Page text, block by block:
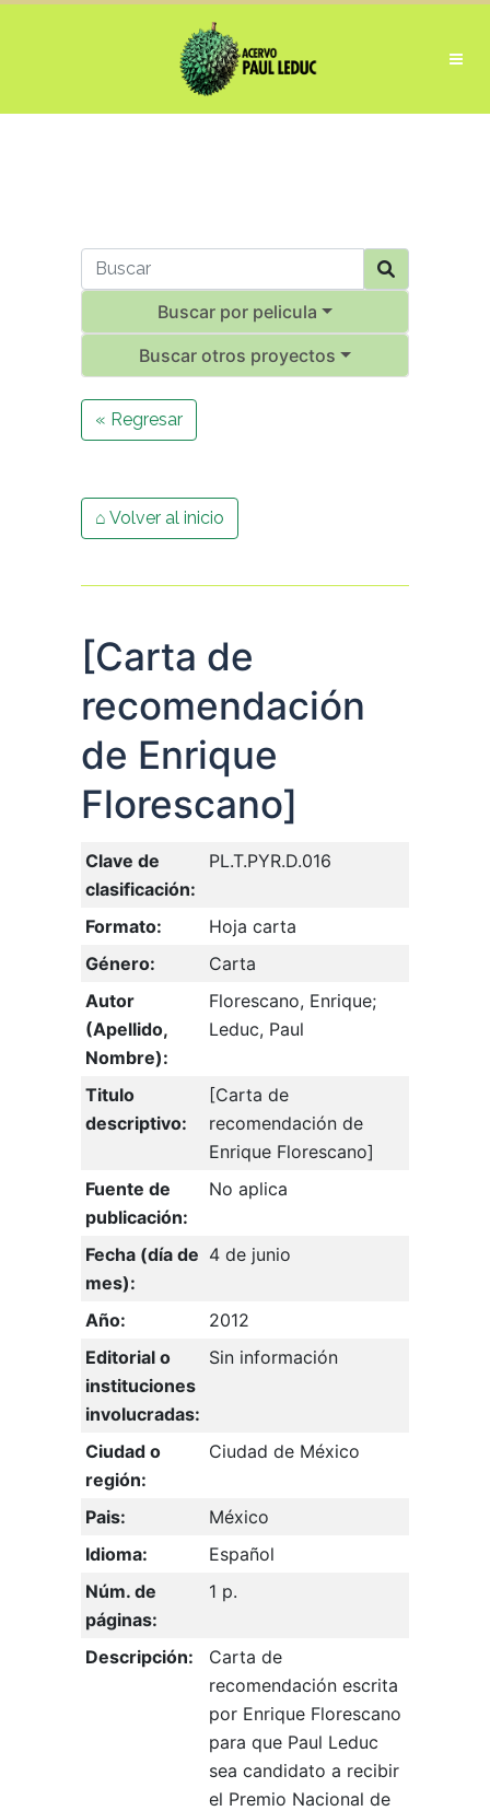
Buscar por pelicula
Buscar otros proyectos
« Regresar
⌂ Volver al inicio
[Carta de
recomendación
de Enrique
Florescano]
Clave de
clasificación:
PL.T.PYR.D.016
Formato:
Hoja carta
Género:
Carta
Autor
(Apellido,
Nombre):
Florescano, Enrique;
Leduc, Paul
Titulo
descriptivo:
[Carta de
recomendación de
Enrique Florescano]
Fuente de
publicación:
No aplica
Fecha (día de
mes):
4 de junio
Año:
2012
Editorial o
instituciones
involucradas:
Sin información
Ciudad o
región:
Ciudad de México
Pais:
México
Idioma:
Español
Núm. de
páginas:
1 p.
Descripción:
Carta de
recomendación escrita
por Enrique Florescano
para que Paul Leduc
sea candidato a recibir
el Premio Nacional de